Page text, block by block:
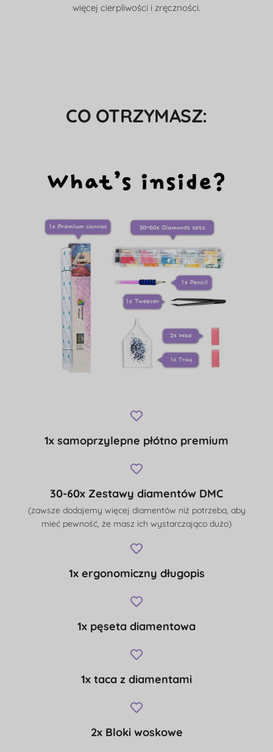
więcej cierpliwości i zręczności.
CO OTRZYMASZ:
1x samoprzylepne płótno premium
30-60x Zestawy diamentów DMC
(zawsze dodajemy więcej diamentów niż potrzeba, aby
mieć pewność, że masz ich wystarczająco dużo)
1x ergonomiczny długopis
1x pęseta diamentowa
1x taca z diamentami
2x Bloki woskowe